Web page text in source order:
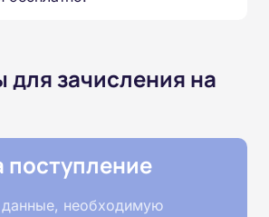
зачисления на
поступление
необходимую